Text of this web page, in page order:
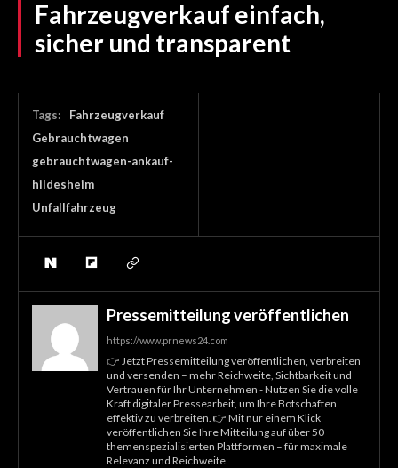
Fahrzeugverkauf einfach,
sicher und transparent
Tags:
Fahrzeugverkauf
Gebrauchtwagen
gebrauchtwagen-ankauf-
hildesheim
Unfallfahrzeug
Pressemitteilung veröffentlichen
https://www.prnews24.com
👉 Jetzt Pressemitteilung veröffentlichen, verbreiten
und versenden – mehr Reichweite, Sichtbarkeit und
Vertrauen für Ihr Unternehmen - Nutzen Sie die volle
Kraft digitaler Pressearbeit, um Ihre Botschaften
effektiv zu verbreiten. 👉 Mit nur einem Klick
veröffentlichen Sie Ihre Mitteilung auf über 50
themenspezialisierten Plattformen – für maximale
Relevanz und Reichweite.